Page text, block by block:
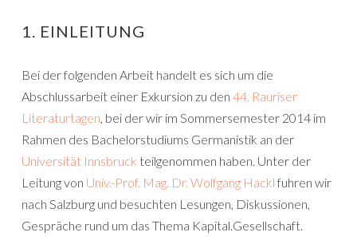
1. EINLEITUNG
Bei der folgenden Arbeit handelt es sich um die
Abschlussarbeit einer Exkursion zu den 44. Rauriser
Literaturtagen, bei der wir im Sommersemester 2014 im
Rahmen des Bachelorstudiums Germanistik an der
Universität Innsbruck teilgenommen haben. Unter der
Leitung von Univ.-Prof. Mag. Dr. Wolfgang Hackl fuhren wir
nach Salzburg und besuchten Lesungen, Diskussionen,
Gespräche rund um das Thema Kapital.Gesellschaft.